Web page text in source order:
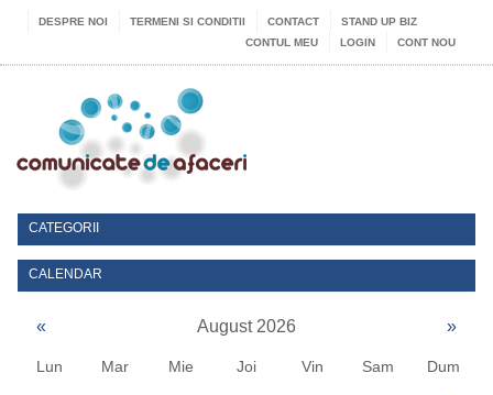
DESPRE NOI TERMENI SI CONDITII CONTACT
STAND UP BIZ
CONTUL MEU
LOGIN CONT NOU
CATEGORII
CALENDAR
« August 2026 »
Lun Mar Mie Joi Vin Sam Dum